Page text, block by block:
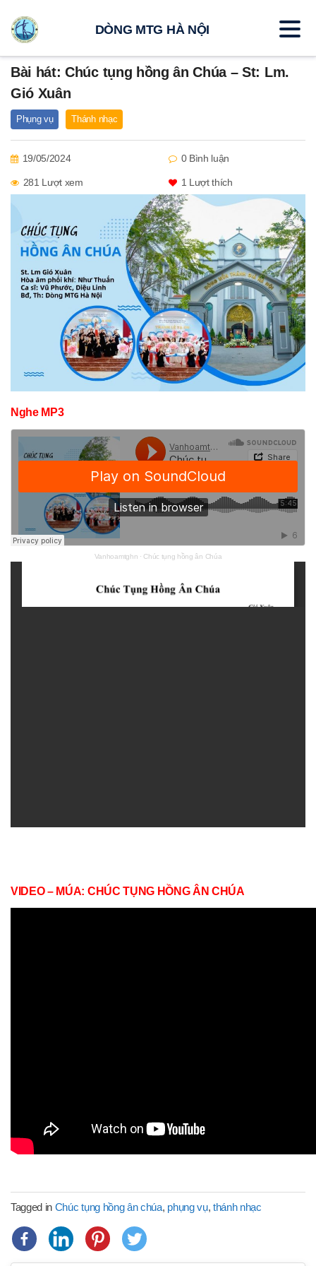
Bài hát: Chúc tụng hồng ân Chúa – St: Lm.
Gió Xuân
Phụng vụ Thánh nhạc
19/05/2024 0 Bình luận
281 Lượt xem 1 Lượt thích
Nghe MP3
Vanhoamtghn · Chúc tụng hồng ân Chúa
VIDEO – MÚA: CHÚC TỤNG HỒNG ÂN CHÚA
Tagged in Chúc tụng hồng ân chúa, phụng vụ, thánh nhạc
DÒNG MTG HÀ NỘI